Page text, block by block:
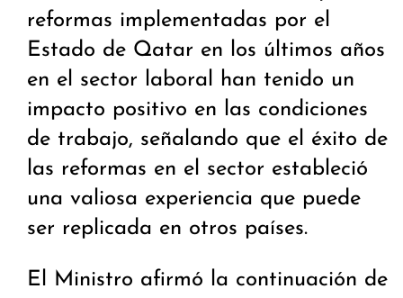
reformas implementadas por el
Estado de Qatar en los últimos años
en el sector laboral han tenido un
impacto positivo en las condiciones
de trabajo, señalando que el éxito de
las reformas en el sector estableció
una valiosa experiencia que puede
ser replicada en otros países.
El Ministro afirmó la continuación de